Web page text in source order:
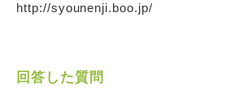
http://syounenji.boo.jp/
回答した質問